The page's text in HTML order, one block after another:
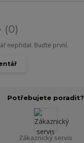
0
nepřidal. Buďte první.
Potřebujete poradit?
Zákaznický servis